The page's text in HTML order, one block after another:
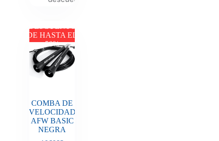
DE HASTA EL
50%
COMBA DE
VELOCIDAD
AFW BASIC
NEGRA